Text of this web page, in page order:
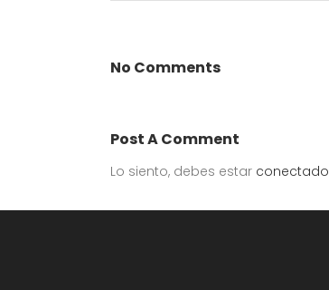
No Comments
Post A Comment
Lo siento, debes estar conectado